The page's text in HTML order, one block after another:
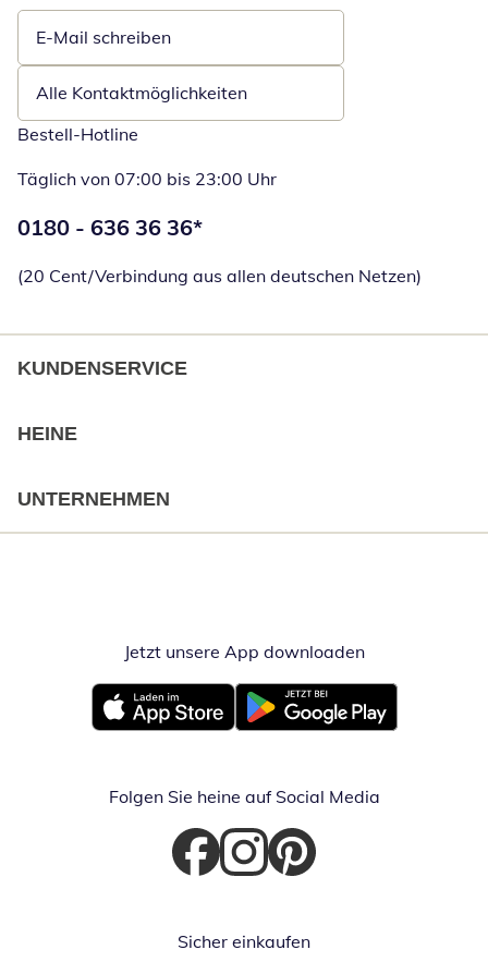
E-Mail schreiben
Öffnet E-Mail-Client
Alle Kontaktmöglichkeiten
Bestell-Hotline
Täglich von 07:00 bis 23:00 Uhr
Telefonnummer:
0180 - 636 36 36*
(20 Cent/Verbindung aus allen deutschen Netzen)
KUNDENSERVICE
HEINE
UNTERNEHMEN
Jetzt unsere App downloadenÖffnet in
Öffnet in neuem FensterÖffnet in neuem Fenster
Folgen Sie heine auf Social Media
Öffnet in neuem Fenster
Öffnet in neuem Fenster
Öffnet in neuem Fenster
Sicher einkaufen